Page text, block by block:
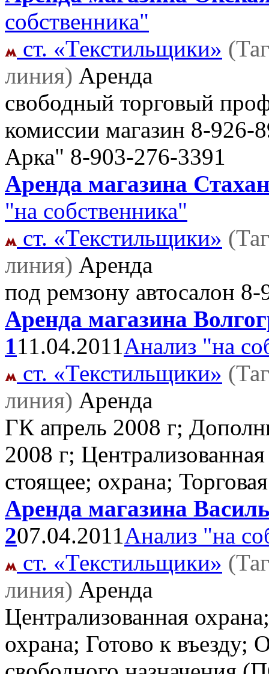
собственника"
ст. «Текстильщики»
линия) Аренда
свободный торговый
комиссии магазин 8-926-
Арка" 8-903-276-3391
Аренда магазина
"на собственника"
ст. «Текстильщики»
линия) Аренда
под ремзону автосалон 8-
Аренда магазина
111.04.2011Анализ "на
ст. «Текстильщики»
линия) Аренда
ГК апрель 2008 г;
2008 г;
стоящее; охрана;
Аренда магазина
207.04.2011Анализ "на
ст. «Текстильщики»
линия) Аренда
Централизованная
охрана; Готово к